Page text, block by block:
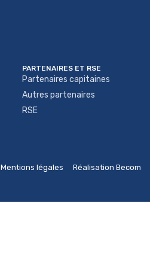
PARTENAIRES ET RSE
Partenaires capitaines
Autres partenaires
RSE
Mentions légales Réalisation Becom